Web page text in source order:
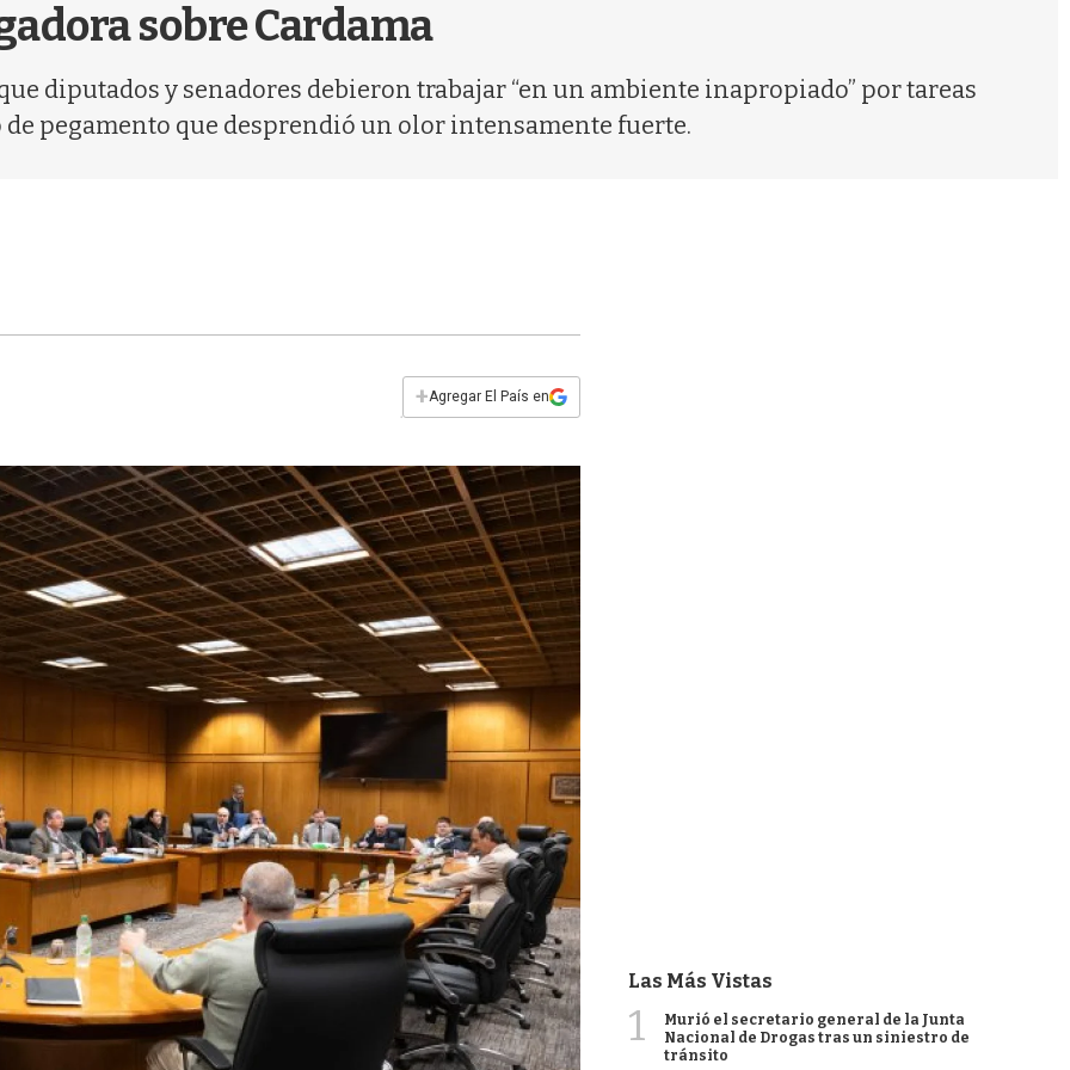
sobre Cardama
diputados y senadores debieron trabajar “en un ambiente inapropiado” por tareas
pegamento que desprendió un olor intensamente fuerte.
+Agregar El País en
Las Más Vistas
1
Murió el secretario general de la Junta
Nacional de Drogas tras un siniestro de
tránsito